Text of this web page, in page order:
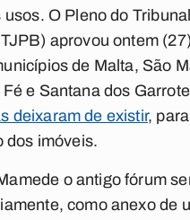
usos. O Pleno do
aprovou ontem
de Malta, São
Fé e Santana dos
deixaram de existir,
dos imóveis.
o antigo fórum
como anexo de